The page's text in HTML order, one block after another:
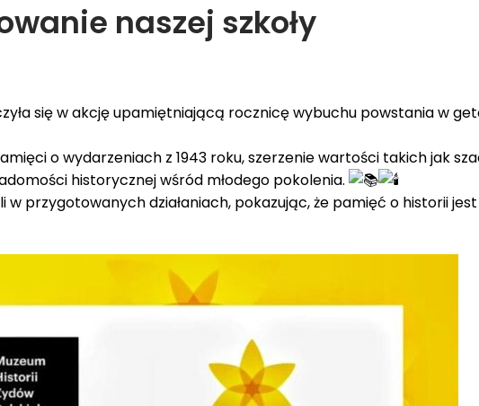
naszej szkoły
się w akcję upamiętniającą rocznicę wybuchu powstania w
o wydarzeniach z 1943 roku, szerzenie wartości takich jak
historycznej wśród młodego pokolenia.
w przygotowanych działaniach, pokazując, że pamięć o historii